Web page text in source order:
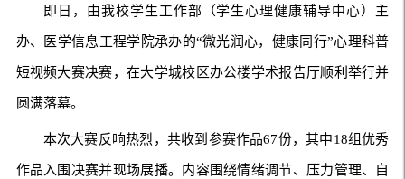
即日，由我校学生工作部（学生心理健康辅导中心）主
办、医学信息工程学院承办的“微光润心，健康同行”心理科普
短视频大赛决赛，在大学城校区办公楼学术报告厅顺利举行并
圆满落幕。
本次大赛反响热烈，共收到参赛作品67份，其中18组优秀
作品入围决赛并现场展播。内容围绕情绪调节、压力管理、自